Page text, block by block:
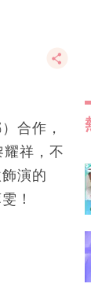
合作，
祥，不
演的
！